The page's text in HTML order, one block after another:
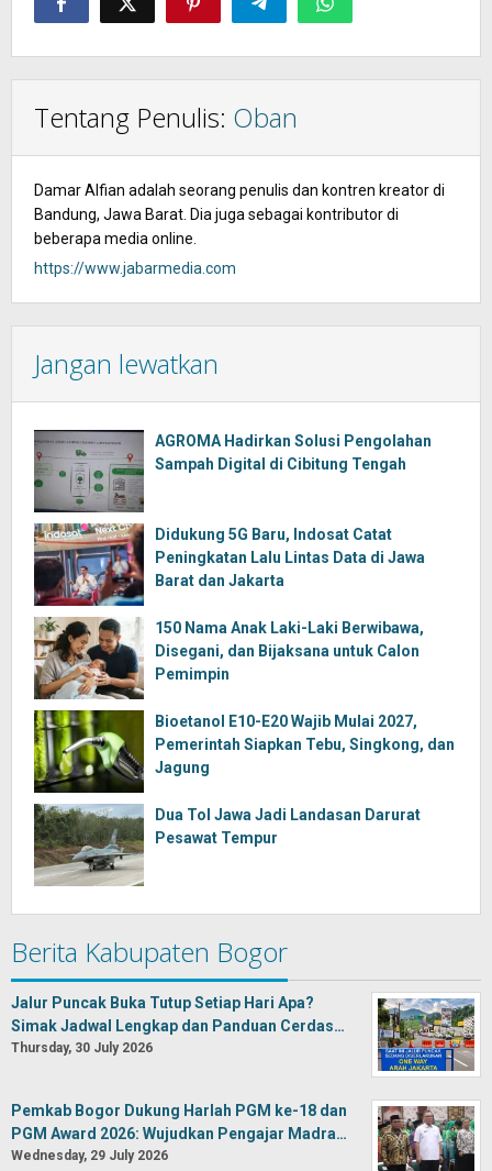
Tentang Penulis: Oban
Damar Alfian adalah seorang penulis dan kontren kreator di
Bandung, Jawa Barat. Dia juga sebagai kontributor di
beberapa media online.
https://www.jabarmedia.com
Jangan lewatkan
AGROMA Hadirkan Solusi Pengolahan
Sampah Digital di Cibitung Tengah
Didukung 5G Baru, Indosat Catat
Peningkatan Lalu Lintas Data di Jawa
Barat dan Jakarta
150 Nama Anak Laki-Laki Berwibawa,
Disegani, dan Bijaksana untuk Calon
Pemimpin
Bioetanol E10-E20 Wajib Mulai 2027,
Pemerintah Siapkan Tebu, Singkong, dan
Jagung
Dua Tol Jawa Jadi Landasan Darurat
Pesawat Tempur
Berita Kabupaten Bogor
Jalur Puncak Buka Tutup Setiap Hari Apa?
Simak Jadwal Lengkap dan Panduan Cerdas…
Thursday, 30 July 2026
Pemkab Bogor Dukung Harlah PGM ke-18 dan
PGM Award 2026: Wujudkan Pengajar Madra…
Wednesday, 29 July 2026